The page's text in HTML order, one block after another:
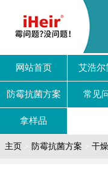
网站首页 艾浩尔
防霉抗菌方案 常见
拿样品
主页 防霉抗菌方案 干